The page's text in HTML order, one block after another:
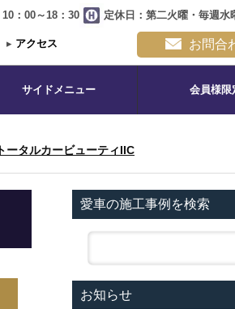
：00～18：30 定休日：第二火曜・毎週水
▸ アクセス お問合
サイドメニュー 会員様限
ータルカービューティIIC
愛車の施工事例を検索
お知らせ